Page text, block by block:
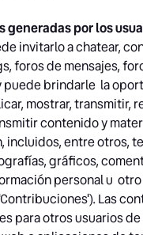
generadas por los
invitarlo a chatear,
foros de mensajes,
puede brindarle la
mostrar, transmitir,
contenido y
incluidos, entre otros,
gráficos,
personal u
Las
para otros usuarios